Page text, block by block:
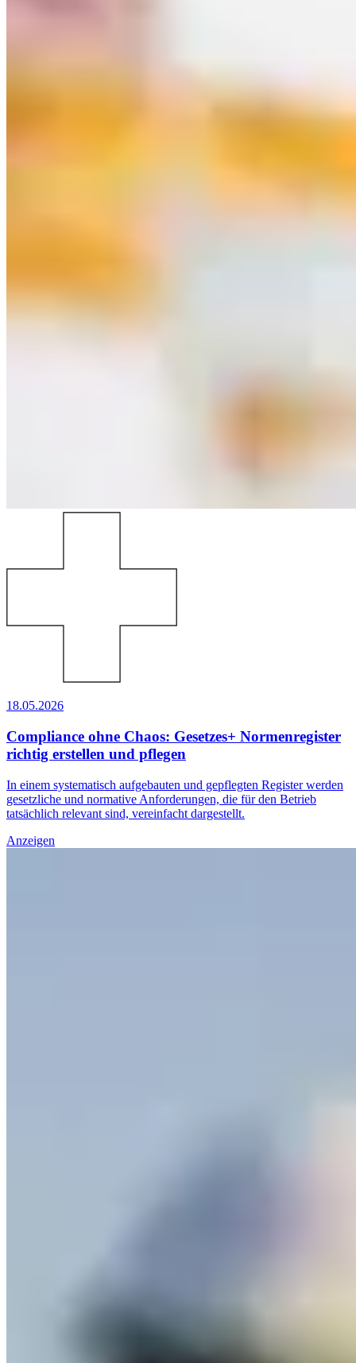
18.05.2026
Compliance ohne Chaos: Gesetzes+ Normenregister
richtig erstellen und pflegen
In einem systematisch aufgebauten und gepflegten Register werden
gesetzliche und normative Anforderungen, die für den Betrieb
tatsächlich relevant sind, vereinfacht dargestellt.
Anzeigen